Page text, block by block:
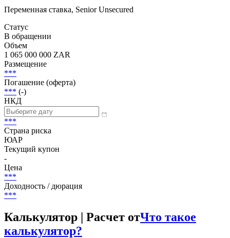
Переменная ставка, Senior Unsecured
Статус
В обращении
Объем
1 065 000 000 ZAR
Размещение
***
Погашение (оферта)
*** (-)
НКД
***
Страна риска
ЮАР
Текущий купон
-
Цена
***
Доходность / дюрация
***
Калькулятор | Расчет отЧто такое
калькулятор?